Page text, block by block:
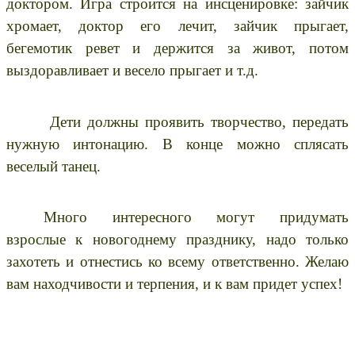
доктором. Игра строится на инсценировке: зайчик
хромает, доктор его лечит, зайчик прыгает,
бегемотик ревет и держится за живот, потом
выздоравливает и весело прыгает и т.д.
Дети должны проявить творчество, передать
нужную интонацию. В конце можно сплясать
веселый танец.
Много интересного могут придумать
взрослые к новогоднему празднику, надо только
захотеть и отнестись ко всему ответственно. Желаю
вам находчивости и терпения, и к вам придет успех!